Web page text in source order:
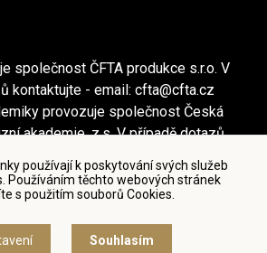
používají k poskytování svých služeb
Používáním těchto webových stránek
s použitím souborů Cookies.
Souhlasím
společnost ČFTA produkce s.r.o. V
kontaktujte - email: cfta@cfta.cz
provozuje společnost Česká
akademie, z.s. V případě dotazů
a zásady ochrany osobních údajů